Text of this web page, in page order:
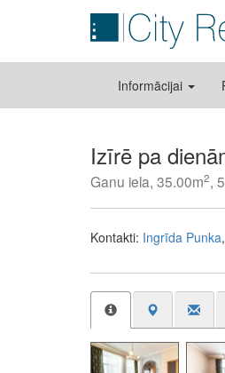
Informācijai
Izīrē pa
Ganu iela, 35.00m2,
Kontakti: Ingrīda Punka